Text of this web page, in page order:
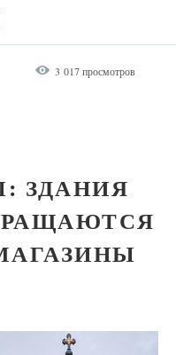
3 017 просмотров
ЗДАНИЯ